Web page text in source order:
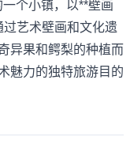
个小镇，以**壁画
艺术壁画和文化遗
异果和鳄梨的种植而
魅力的独特旅游目的